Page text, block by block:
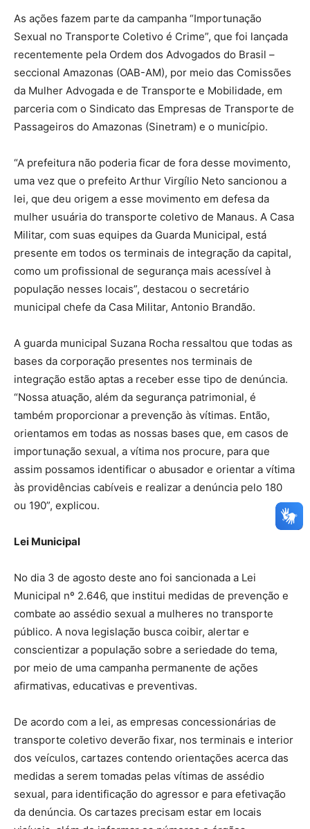
As ações fazem parte da campanha “Importunação
Sexual no Transporte Coletivo é Crime”, que foi lançada
recentemente pela Ordem dos Advogados do Brasil –
seccional Amazonas (OAB-AM), por meio das Comissões
da Mulher Advogada e de Transporte e Mobilidade, em
parceria com o Sindicato das Empresas de Transporte de
Passageiros do Amazonas (Sinetram) e o município.
“A prefeitura não poderia ficar de fora desse movimento,
uma vez que o prefeito Arthur Virgílio Neto sancionou a
lei, que deu origem a esse movimento em defesa da
mulher usuária do transporte coletivo de Manaus. A Casa
Militar, com suas equipes da Guarda Municipal, está
presente em todos os terminais de integração da capital,
como um profissional de segurança mais acessível à
população nesses locais”, destacou o secretário
municipal chefe da Casa Militar, Antonio Brandão.
A guarda municipal Suzana Rocha ressaltou que todas as
bases da corporação presentes nos terminais de
integração estão aptas a receber esse tipo de denúncia.
“Nossa atuação, além da segurança patrimonial, é
também proporcionar a prevenção às vítimas. Então,
orientamos em todas as nossas bases que, em casos de
importunação sexual, a vítima nos procure, para que
assim possamos identificar o abusador e orientar a vítima
às providências cabíveis e realizar a denúncia pelo 180
ou 190”, explicou.
Lei Municipal
No dia 3 de agosto deste ano foi sancionada a Lei
Municipal nº 2.646, que institui medidas de prevenção e
combate ao assédio sexual a mulheres no transporte
público. A nova legislação busca coibir, alertar e
conscientizar a população sobre a seriedade do tema,
por meio de uma campanha permanente de ações
afirmativas, educativas e preventivas.
De acordo com a lei, as empresas concessionárias de
transporte coletivo deverão fixar, nos terminais e interior
dos veículos, cartazes contendo orientações acerca das
medidas a serem tomadas pelas vítimas de assédio
sexual, para identificação do agressor e para efetivação
da denúncia. Os cartazes precisam estar em locais